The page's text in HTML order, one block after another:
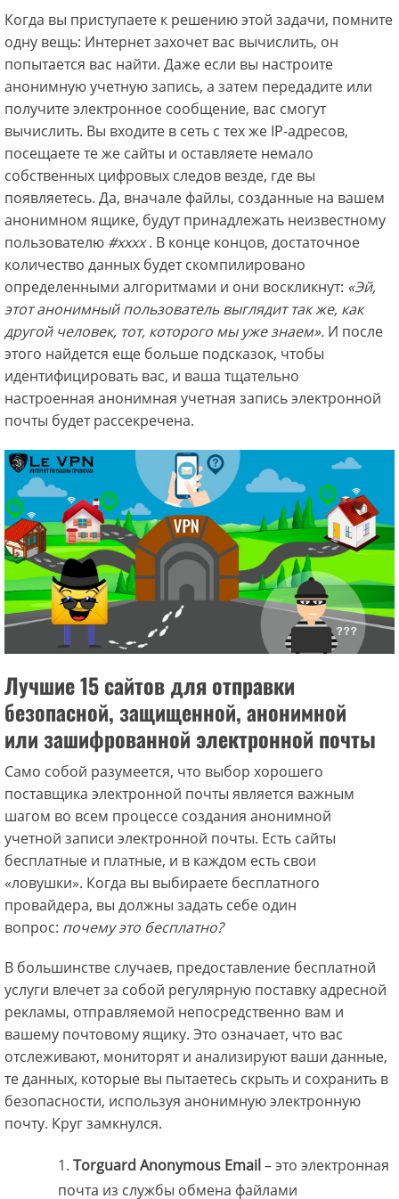
Когда вы приступаете к решению этой задачи, помните
одну вещь: Интернет захочет вас вычислить, он
попытается вас найти. Даже если вы настроите
анонимную учетную запись, а затем передадите или
получите электронное сообщение, вас смогут
вычислить. Вы входите в сеть c тех же IP-адресов,
посещаете те же сайты и оставляете немало
собственных цифровых следов везде, где вы
появляетесь. Да, вначале файлы, созданные на вашем
анонимном ящике, будут принадлежать неизвестному
пользователю #xxxx. В конце концов, достаточное
количество данных будет скомпилировано
определенными алгоритмами и они воскликнут: «Эй,
этот анонимный пользовательвыглядит так же, как
другой человек, тот, которого мы ужезнаем». И после
этого найдется еще больше подсказок, чтобы
идентифицировать вас, и ваша тщательно
настроенная анонимная учетная запись электронной
почты будет рассекречена.
Лучшие 15 сайтов для отправки
безопасной, защищенной, анонимной
или зашифрованной электронной почты
Само собой разумеется, что выбор хорошего
поставщика электронной почты является важным
шагом во всем процессе создания анонимной
учетной записи электронной почты. Есть сайты
бесплатные и платные, и в каждом есть свои
«ловушки». Когда вы выбираете бесплатного
провайдера, вы должны задать себе один
вопрос: почему это бесплатно?
В большинстве случаев, предоставление бесплатной
услуги влечет за собой регулярную поставку адресной
рекламы, отправляемой непосредственно вам и
вашему почтовому ящику. Это означает, что вас
отслеживают, мониторят и анализируют ваши данные,
те данных, которые вы пытаетесь скрыть и сохранить в
безопасности, используя анонимную электронную
почту. Круг замкнулся.
Torguard Anonymous Email – это электронная
почта из службы обмена файлами